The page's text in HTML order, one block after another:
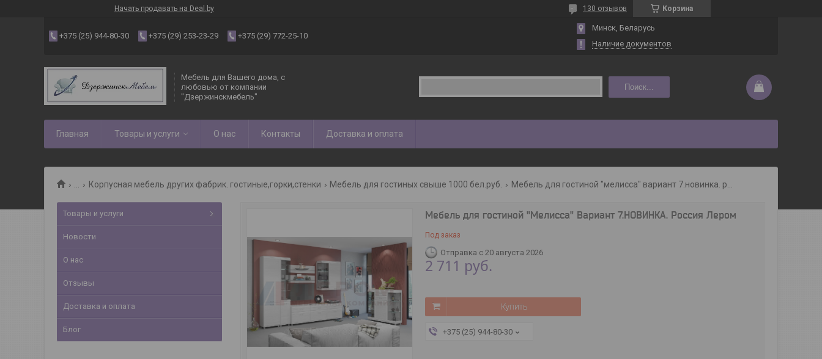
Начать продавать на Deal.by Корзина
130 отзывов
+375 (25) 944-80-30 +375 (29) 253-23-29 +375 (29) 772-25-10
Минск, Беларусь
Наличие документов
Мебель для Вашего дома, с
любовью от компании
"Дзержинскмебель"
Поиск...
Главная Товары и услуги О нас Контакты Доставка и оплата
Корпусная мебель других фабрик. гостиные,горки,стенки Мебель для гостиных свыше 1000 бел.руб.
Мебель для гостиной "Мелисса" Вариант 7.НОВИНКА. Россия Лером
Под заказ
Отправка с 20 августа 2026
2 711 руб.
Купить
+375 (25) 944-80-30
Товары и услуги
Новости
О нас
Отзывы
Доставка и оплата
Блог